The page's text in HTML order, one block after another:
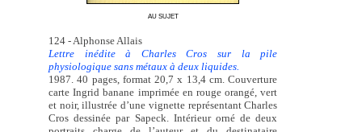
AU SUJET
124 - Alphonse Allais
Lettre inédite à Charles Cros sur la pile
physiologique sans métaux à deux liquides.
1987. 40 pages, format 20,7 x 13,4 cm. Couverture
carte Ingrid banane imprimée en rouge orangé, vert
et noir, illustrée d’une vignette représentant Charles
Cros dessinée par Sapeck. Intérieur orné de deux